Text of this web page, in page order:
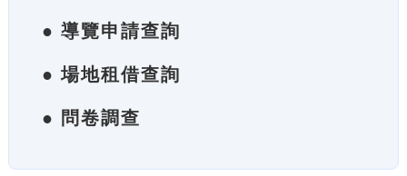
● 導覽申請查詢
● 場地租借查詢
● 問卷調查